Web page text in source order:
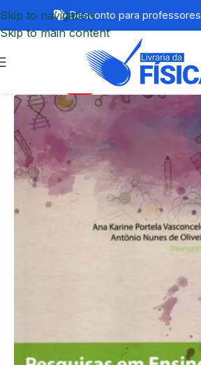
Skip to navigation
Skip to main content
Desconto para professores,